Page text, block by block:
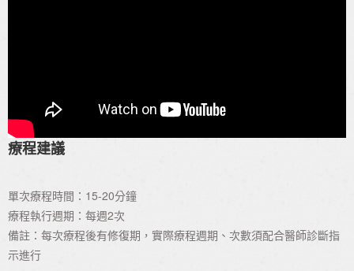
療程建議
單次療程時間：15-20分鐘
療程執行週期：每週2次
備註：每次療程後有修復期，實際療程週期、次數須配合醫師診斷指
示進行